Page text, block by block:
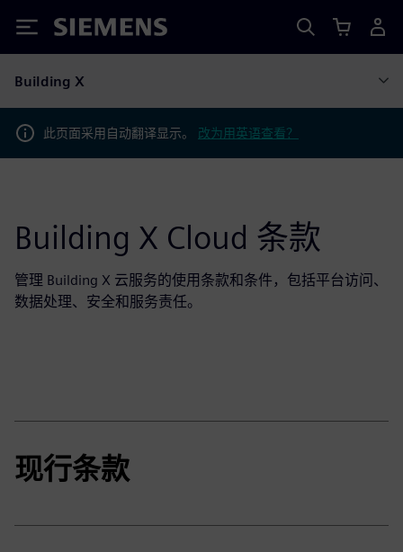
Siemens
Building X
此页面采用自动翻译显示。 改为用英语查看？
Building X Cloud 条款
管理 Building X 云服务的使用条款和条件，包括平台访问、
数据处理、安全和服务责任。
现行条款